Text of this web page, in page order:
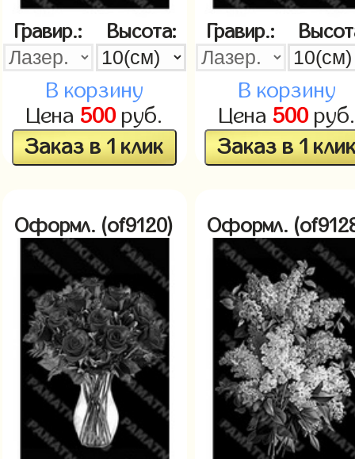
Гравир.: Высота:
В корзину
Цена 500руб.
Заказ в 1 клик
Гравир.:
В корзину
Цена 500руб.
Заказ в 1
Оформл. (of9120) Оформл.